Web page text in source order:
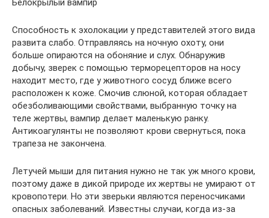
Способность к эхолокации у представителей этого вида
развита слабо. Отправляясь на ночную охоту, они
больше опираются на обоняние и слух. Обнаружив
добычу, зверек с помощью терморецепторов на носу
находит место, где у животного сосуд ближе всего
расположен к коже. Смочив слюной, которая обладает
обезболивающими свойствами, выбранную точку на
теле жертвы, вампир делает маленькую ранку.
Антикоагулянты не позволяют крови свернуться, пока
трапеза не закончена.
Летучей мыши для питания нужно не так уж много крови,
поэтому даже в дикой природе их жертвы не умирают от
кровопотери. Но эти зверьки являются переносчиками
опасных заболеваний. Известны случаи, когда из-за